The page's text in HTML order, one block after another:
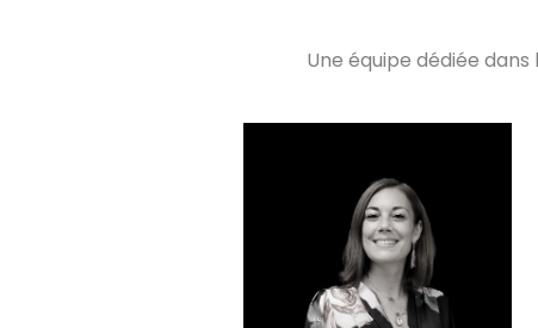
Une équipe dédiée
Chloé ROUEAU
Notre Présidente et fondatrice